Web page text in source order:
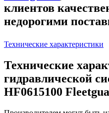
клиентов
недорогими
Технические характеристики
Технические
гидравлической
HF0615100